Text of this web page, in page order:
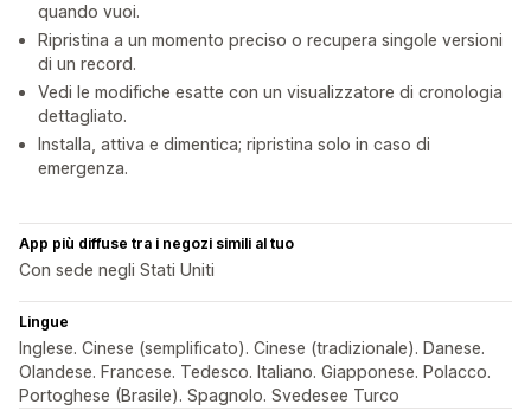
quando vuoi.
Ripristina a un momento preciso o recupera singole versioni
di un record.
Vedi le modifiche esatte con un visualizzatore di cronologia
dettagliato.
Installa, attiva e dimentica; ripristina solo in caso di
emergenza.
App più diffuse tra i negozi simili al tuo
Con sede negli Stati Uniti
Lingue
Inglese. Cinese (semplificato). Cinese (tradizionale). Danese.
Olandese. Francese. Tedesco. Italiano. Giapponese. Polacco.
Portoghese (Brasile). Spagnolo. Svedesee Turco